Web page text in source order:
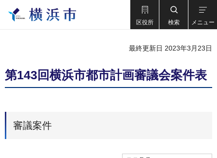
区役所 検索 メニュー
最終更新日 2023年3月23日
第143回横浜市都市計画審議会案件表
審議案件